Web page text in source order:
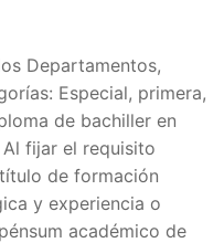
Departamentos,
Especial, primera,
de bachiller en
fijar el requisito
de formación
y experiencia o
académico de